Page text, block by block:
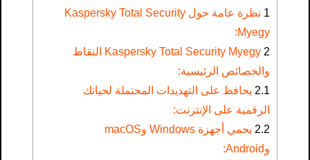
1
نظرة عامة حول Kaspersky Total Security
Myegy:
2
Kaspersky Total Security Myegy النقاط
والخصائص الرئيسية:
2.1 يحافظ على التهديدات المحتملة لحياتك
الرقمية على الإنترنت:
2.2
يحمي أجهزة Windows وmacOS
وAndroid: